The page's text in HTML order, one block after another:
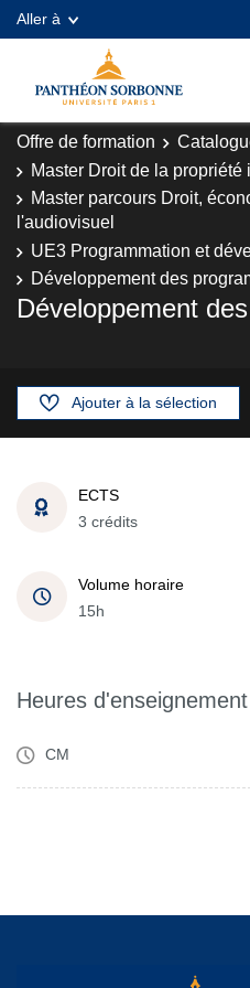
Aller à
Offre de formation
Master Droit de la propriété
Master parcours Droit,
l'audiovisuel
UE3 Programmation et
Développement des
Développement
Ajouter à la sélection
ECTS
3 crédits
Volume horaire
15h
Heures d'enseignement
CM